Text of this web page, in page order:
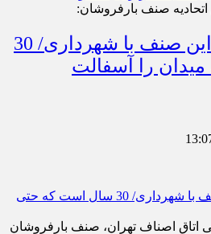
فعالیت کاربردی گفتگو
صنف بارفروشان:
را آسفالت